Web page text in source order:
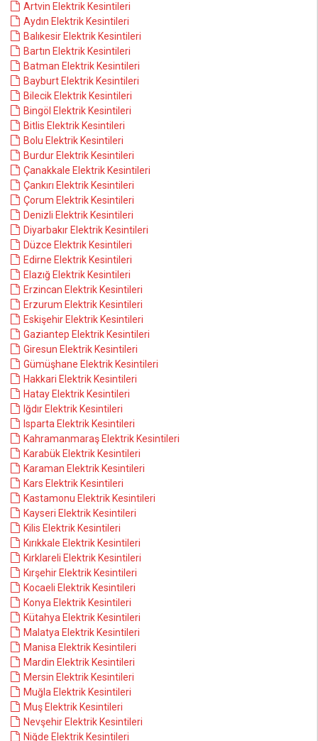
Artvin Elektrik Kesintileri
Aydın Elektrik Kesintileri
Balıkesir Elektrik Kesintileri
Bartın Elektrik Kesintileri
Batman Elektrik Kesintileri
Bayburt Elektrik Kesintileri
Bilecik Elektrik Kesintileri
Bingöl Elektrik Kesintileri
Bitlis Elektrik Kesintileri
Bolu Elektrik Kesintileri
Burdur Elektrik Kesintileri
Çanakkale Elektrik Kesintileri
Çankırı Elektrik Kesintileri
Çorum Elektrik Kesintileri
Denizli Elektrik Kesintileri
Diyarbakır Elektrik Kesintileri
Düzce Elektrik Kesintileri
Edirne Elektrik Kesintileri
Elazığ Elektrik Kesintileri
Erzincan Elektrik Kesintileri
Erzurum Elektrik Kesintileri
Eskişehir Elektrik Kesintileri
Gaziantep Elektrik Kesintileri
Giresun Elektrik Kesintileri
Gümüşhane Elektrik Kesintileri
Hakkari Elektrik Kesintileri
Hatay Elektrik Kesintileri
Iğdır Elektrik Kesintileri
Isparta Elektrik Kesintileri
Kahramanmaraş Elektrik Kesintileri
Karabük Elektrik Kesintileri
Karaman Elektrik Kesintileri
Kars Elektrik Kesintileri
Kastamonu Elektrik Kesintileri
Kayseri Elektrik Kesintileri
Kilis Elektrik Kesintileri
Kırıkkale Elektrik Kesintileri
Kırklareli Elektrik Kesintileri
Kırşehir Elektrik Kesintileri
Kocaeli Elektrik Kesintileri
Konya Elektrik Kesintileri
Kütahya Elektrik Kesintileri
Malatya Elektrik Kesintileri
Manisa Elektrik Kesintileri
Mardin Elektrik Kesintileri
Mersin Elektrik Kesintileri
Muğla Elektrik Kesintileri
Muş Elektrik Kesintileri
Nevşehir Elektrik Kesintileri
Niğde Elektrik Kesintileri